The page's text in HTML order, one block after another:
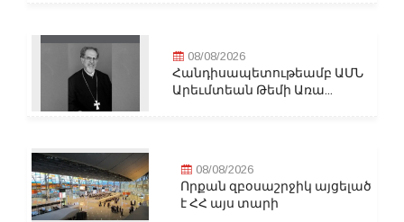
08/08/2026
Հանդիսապետութեամբ ԱՄՆ
Արեւմտեան Թեմի Առա...
08/08/2026
Որքան զբօսաշրջիկ այցելած
է ՀՀ այս տարի